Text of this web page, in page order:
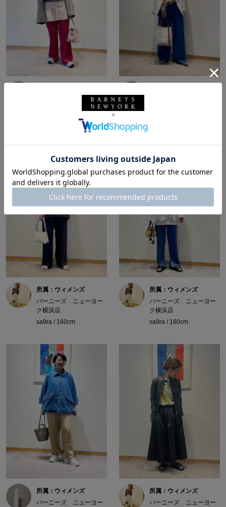
バーニーズ ニューヨー
所属：ウィメンズ
バーニーズ ニューヨー
ク横浜店
sa9ra / 160cm
所属：ウィメンズ
バーニーズ ニューヨー
ク横浜店
sa9ra / 160cm
所属：ウィメンズ
バーニーズ ニューヨー
所属：ウィメンズ
バーニーズ ニューヨー